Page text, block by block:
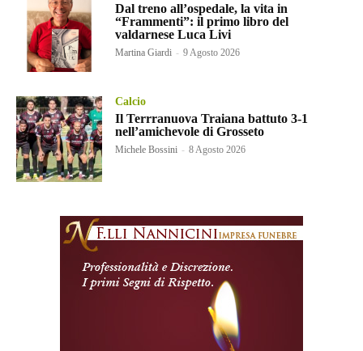
Dal treno all’ospedale, la vita in
“Frammenti”: il primo libro del
valdarnese Luca Livi
Martina Giardi - 9 Agosto 2026
Calcio
Il Terrranuova Traiana battuto 3-1
nell’amichevole di Grosseto
Michele Bossini - 8 Agosto 2026